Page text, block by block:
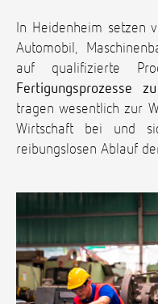
In Heidenheim setzen
Automobil,
auf qualifizierte
Fertigungsprozesse
tragen wesentlich zur
Wirtschaft bei und
reibungslosen Ablauf